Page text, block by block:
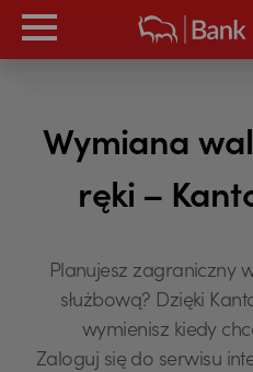
Wymiana
ręki –
Planujesz zagraniczny
służbową? Dzięki
wymienisz kiedy
Zaloguj się do serwisu